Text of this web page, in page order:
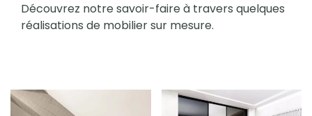
Découvrez notre savoir-faire à travers quelques
réalisations de mobilier sur mesure.